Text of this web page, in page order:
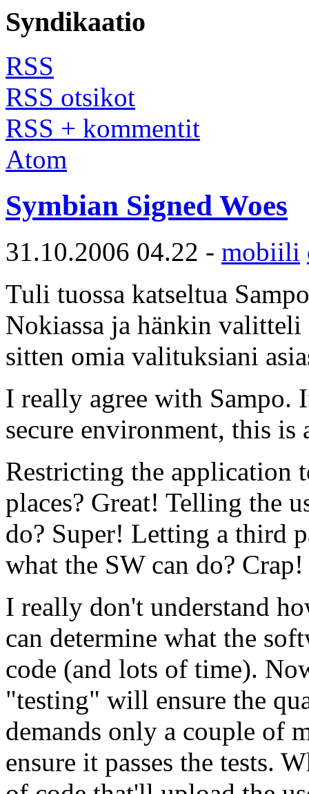
Syndikaatio
RSS
RSS otsikot
RSS + kommentit
Atom
Symbian Signed Woes
31.10.2006 04.22 - mobiili
Tuli tuossa katseltua
Nokiassa ja hänkin
sitten omia valituksiani
I really agree with Sampo.
secure environment, this is
Restricting the application
places? Great! Telling the
do? Super! Letting a third
what the SW can do? Crap!
I really don't understand
can determine what the
code (and lots of time).
"testing" will ensure the
demands only a couple of
ensure it passes the tests.